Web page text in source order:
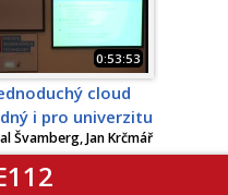
0:53:53
cloud
i pro univerzitu
Švamberg, Jan Krčmář